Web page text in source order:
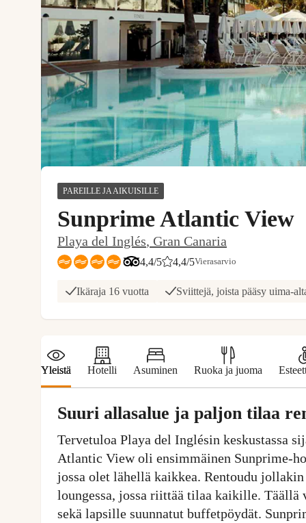
Näytä kuvia
PAREILLE JA AIKUISILLE
Sunprime Atlantic View
Playa del Inglés, Gran Canaria
4,4/5
Arvostelut Tripadvisorista: 4.4 of 5
4,4/5Vierasarvio
Asiakkaidemme arviot: 4.369/5
Ikäraja 16 vuotta Sviittejä, joista pääsy uima-
Yleistä Hotelli Asuminen Ruoka ja juoma
Suuri allasalue ja paljon tilaa
Tervetuloa Playa del Inglésin keskustassa
Atlantic View oli ensimmäinen Sunprime-
jossa olet lähellä kaikkea. Rentoudu
loungessa, jossa riittää tilaa kaikille.
sekä lapsille suunnatut buffetpöydät.